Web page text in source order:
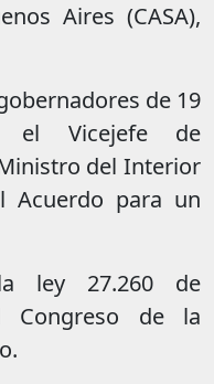
Aires (CASA),
de 19
el Vicejefe de
del Interior
Acuerdo para un
ley 27.260 de
Congreso de la